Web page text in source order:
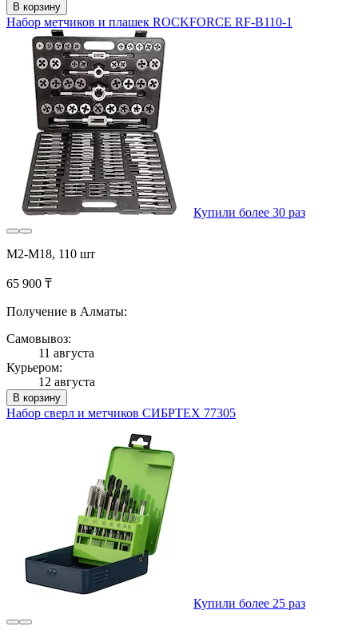
В корзину
Набор метчиков и плашек ROCKFORCE RF-B110-1
Купили более 30 раз
М2-М18, 110 шт
65 900 ₸
Получение в Алматы:
Самовывоз:
11 августа
Курьером:
12 августа
В корзину
Набор сверл и метчиков СИБРТЕХ 77305
Купили более 25 раз